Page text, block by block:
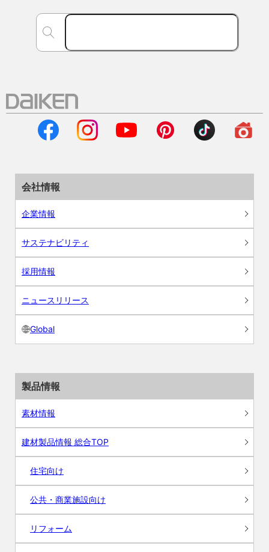
会社情報
企業情報
サステナビリティ
採用情報
ニュースリリース
Global
製品情報
素材情報
建材製品情報 総合TOP
住宅向け
公共・商業施設向け
リフォーム